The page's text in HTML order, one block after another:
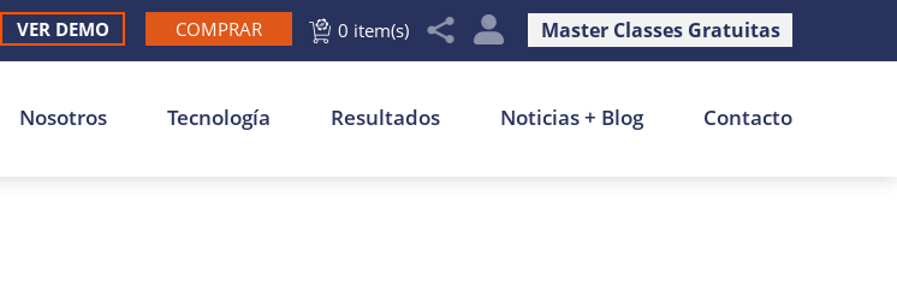
Master Classes Gratuitas
0 item(s)
COMPRAR
VER DEMO
Nosotros Tecnología Resultados Noticias + Blog Contacto